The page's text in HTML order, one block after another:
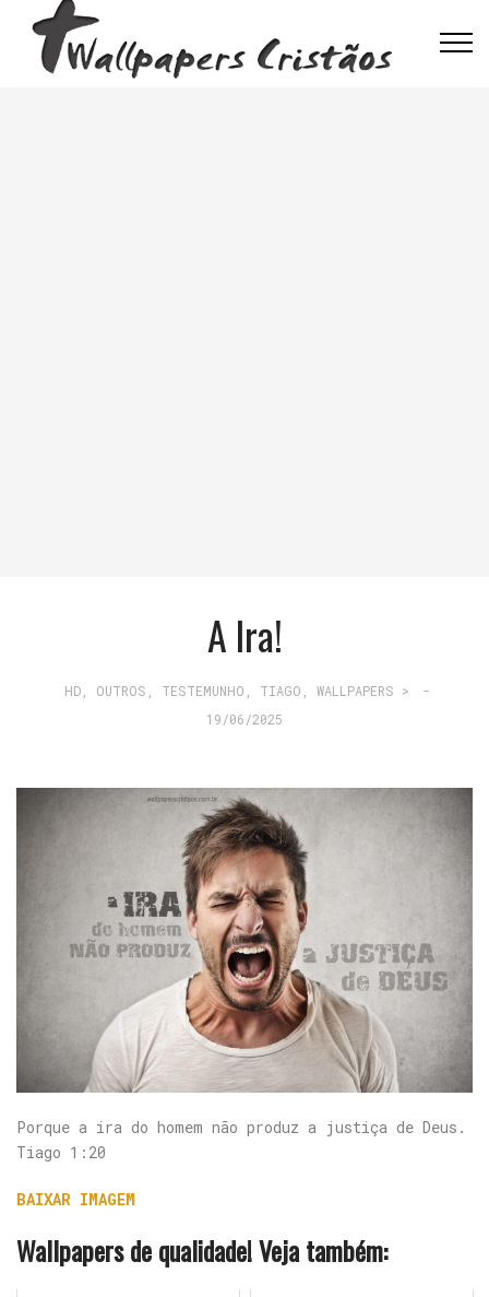
A Ira!
HD OUTROS TESTEMUNHO TIAGO WALLPAPERS >
-
19/06/2025
Porque a ira do homem não produz a justiça de Deus.
Tiago 1:20
BAIXAR IMAGEM
Wallpapers de qualidade! Veja também: